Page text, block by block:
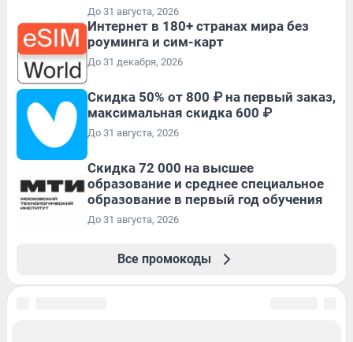
До 31 августа, 2026
Интернет в 180+ странах мира без
роуминга и сим-карт
До 31 декабря, 2026
Скидка 50% от 800 ₽ на первый заказ,
максимальная скидка 600 ₽
До 31 августа, 2026
Скидка 72 000 на высшее
образование и среднее специальное
образование в первый год обучения
До 31 августа, 2026
Все промокоды